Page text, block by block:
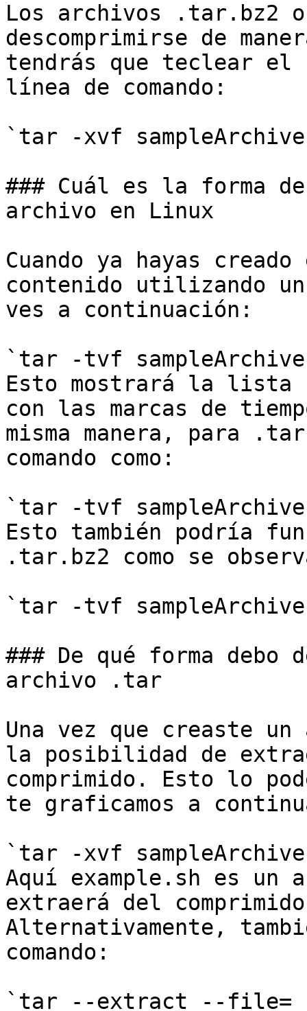
Los archivos .tar.bz2
descomprimirse de
tendrás que teclear el
línea de comando:
`tar -xvf
### Cuál es la forma
archivo en Linux
Cuando ya hayas
contenido utilizando un
ves a continuación:
`tar -tvf
Esto mostrará la lista
con las marcas de
misma manera, para
comando como:
`tar -tvf
Esto también podría
.tar.bz2 como se
`tar -tvf
### De qué forma debo
archivo .tar
Una vez que creaste
la posibilidad de
comprimido. Esto lo
te graficamos a
`tar -xvf
Aquí example.sh es un
extraerá del
Alternativamente,
comando:
`tar --extract --file=